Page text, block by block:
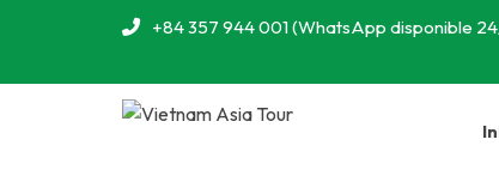
+84 357 944 001 (WhatsApp disponible